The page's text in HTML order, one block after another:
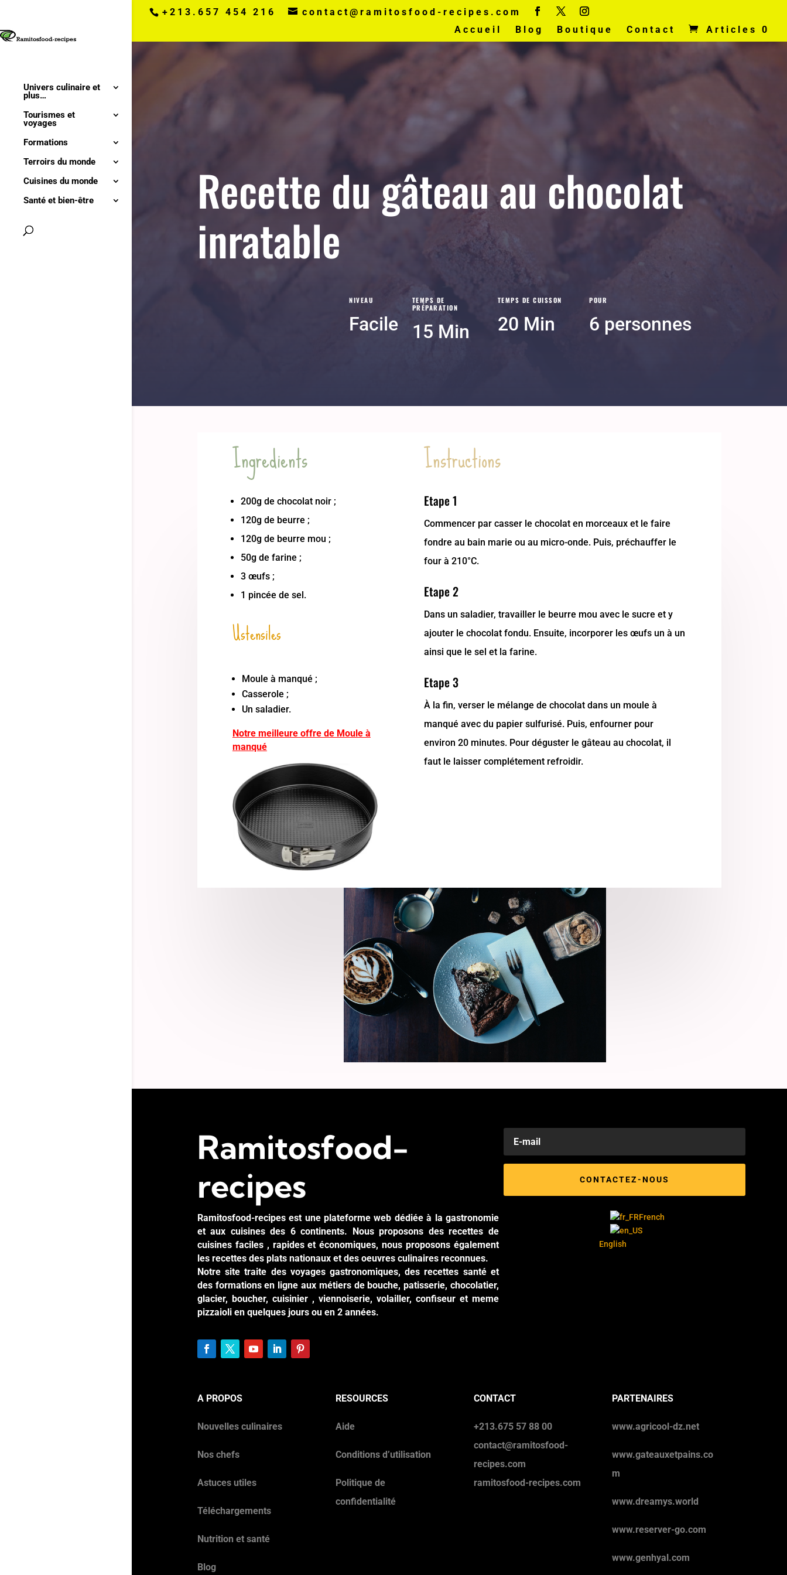
+213.657 454 216
contact@ramitosfood-recipes.com
Accueil
Blog Boutique Contact Articles 0
Univers culinaire et
plus…
Tourismes et
voyages
Formations
Terroirs du monde
Cuisines du monde
Santé et bien-être
Recette du gâteau au chocolat
inratable
NIVEAU
Facile
TEMPS DE
PRÉPARATION
15 Min
TEMPS DE CUISSON
20 Min
POUR
6 personnes
Ingredients
200g de chocolat noir ;
120g de beurre ;
120g de beurre mou ;
50g de farine ;
3 œufs ;
1 pincée de sel.
Ustensiles
Moule à manqué ;
Casserole ;
Un saladier.
Notre meilleure offre de Moule à
manqué
Instructions
Etape 1
Commencer par casser le chocolat en morceaux et le faire
fondre au bain marie ou au micro-onde. Puis, préchauffer le
four à 210°C.
Etape 2
Dans un saladier, travailler le beurre mou avec le sucre et y
ajouter le chocolat fondu. Ensuite, incorporer les œufs un à un
ainsi que le sel et la farine.
Etape 3
À la fin, verser le mélange de chocolat dans un moule à
manqué avec du papier sulfurisé. Puis, enfourner pour
environ 20 minutes. Pour déguster le gâteau au chocolat, il
faut le laisser complétement refroidir.
Ramitosfood-
recipes
Ramitosfood-recipes est une plateforme web dédiée à la gastronomie
et aux cuisines des 6 continents. Nous proposons des recettes de
cuisines faciles , rapides et économiques, nous proposons également
les recettes des plats nationaux et des oeuvres culinaires reconnues.
Notre site traite des voyages gastronomiques, des recettes santé et
des formations en ligne aux métiers de bouche, patisserie, chocolatier,
glacier, boucher, cuisinier , viennoiserie, volailler, confiseur et meme
pizzaioli en quelques jours ou en 2 années.
CONTACTEZ-NOUS
French
English
A PROPOS
Nouvelles culinaires
Nos chefs
Astuces utiles
Téléchargements
Nutrition et santé
Blog
RESOURCES
Aide
Conditions d’utilisation
Politique de
confidentialité
CONTACT
+213.675 57 88 00
contact@ramitosfood-
recipes.com
ramitosfood-recipes.com
PARTENAIRES
www.agricool-dz.net
www.gateauxetpains.co
m
www.dreamys.world
www.reserver-go.com
www.genhyal.com